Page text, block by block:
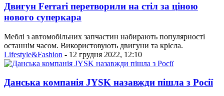
Двигун Ferrari перетворили на стіл за ціною
нового суперкара
Меблі з автомобільних запчастин набирають популярності
останнім часом. Використовують двигуни та крісла.
Lifestyle&Fashion - 12 грудня 2022, 12:10
Данська компанія JYSK назавжди пішла з Росії